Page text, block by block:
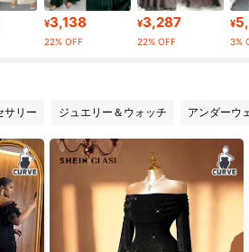
ォロワー
ォロワー
ォロワー
ォロワー
¥3,138
22% OFF
¥3,287
22% OFF
¥
3%
サリー ジュエリー＆ウォッチ アンダーウ